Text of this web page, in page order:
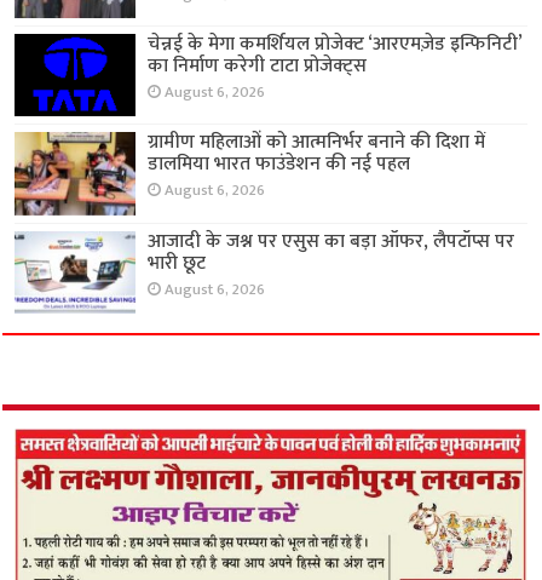
चेन्नई के मेगा कमर्शियल प्रोजेक्ट ‘आरएमज़ेड इन्फिनिटी’
का निर्माण करेगी टाटा प्रोजेक्ट्स
August 6, 2026
ग्रामीण महिलाओं को आत्मनिर्भर बनाने की दिशा में
डालमिया भारत फाउंडेशन की नई पहल
August 6, 2026
आजादी के जश्न पर एसुस का बड़ा ऑफर, लैपटॉप्स पर
भारी छूट
August 6, 2026